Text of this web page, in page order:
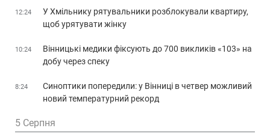
12:24
У Хмільнику рятувальники розблокували квартиру,
щоб урятувати жінку
10:24
Вінницькі медики фіксують до 700 викликів «103» на
добу через спеку
8:24
Синоптики попередили: у Вінниці в четвер можливий
новий температурний рекорд
5 Серпня